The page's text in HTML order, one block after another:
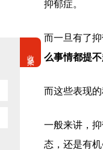
抑郁症。
而一旦有了
么事情都提
而这些表现
一般来讲，
态，还是有